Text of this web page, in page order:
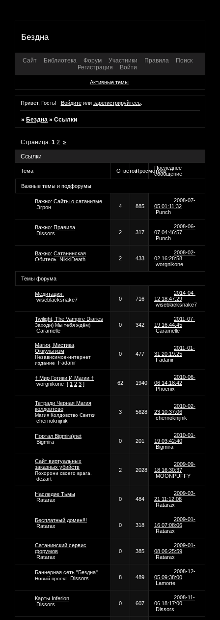
Бездна
Сайт Библиотека Форум Участники Правила
Поиск
Регистрация
Войти
Активные темы
Привет, Гость! Войдитеили зарегистрируйтесь.
»Бездна »Ссылки
Ссылки
Страница:1 2 »
Тема ОтветовПросмотровПоследнее
сообщение
Важные темы и подфорумы
Важно: Сайты о сатанизме
Эгрон
4 885
2008-07-
05 01:11:32
Punch
Важно: Правила
Dissors
2 317
2008-06-
07 04:46:57
Punch
Важно: Сатанинская
Обитель NikkiDeath 2 433
2008-02-
02 16:28:58
worgnikone
Темы форума
Медитация.
wiseblacksnake7
0 716
2014-04-
12 18:47:29
wiseblacksnake7
Twilight, The Vampire Diaries
Заходи) Мы тебя ждём)
Caramelle
0 342
2011-07-
19 16:44:45
Caramelle
Магия, Мистика,
Оккультизм
Независимое-интернет
издание
Fadanir
0 477
2011-01-
31 20:19:25
Fadanir
† Мир Готики И Магии †
worgnikone [ 1 2 3 ] 62 1940
2010-06-
06 14:18:42
Phoenix
Тетради Черная Магия
колдовтсво
Магия Колдовство Свитки
chernoknijnik
3 5628
2010-02-
23 10:37:06
chernoknijnik
Портал Bigmira)net
Bigmira
0 201
2010-01-
19 03:42:40
Bigmira
Сайт виртуальных
заказных убийств
Похорони своего врага.
dezart
2 2028
2009-09-
18 16:30:37
MOONPUFFY
Наследие Тьмы
Ratarax
0 484
2009-03-
21 11:12:08
Ratarax
Бесплатный домен!!!
Ratarax
0 318
2009-01-
16 07:08:06
Ratarax
Сатанинский сервис
форумов
Ratarax
0 385
2009-01-
08 06:25:59
Ratarax
Баннерная сеть "Бездна"
Новый проект Dissors 8 489
2008-12-
05 09:38:00
Lamorte
Карты Inferion
Dissors
0 607
2008-11-
06 18:17:00
Dissors